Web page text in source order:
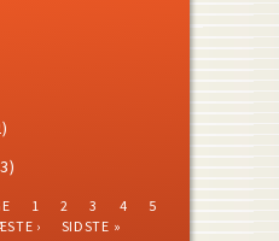
PAGE
1 PAGE
2 PAGE
3 PAGE
4 PAGE
5
›
LAST
SIDSTE »